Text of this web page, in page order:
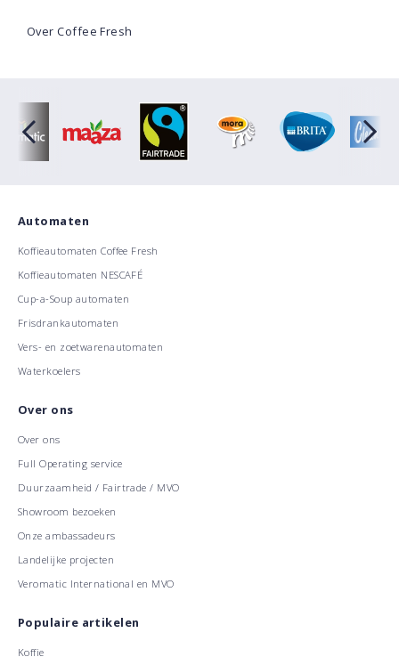
Over Coffee Fresh
Automaten
Koffieautomaten Coffee Fresh
Koffieautomaten NESCAFÉ
Cup-a-Soup automaten
Frisdrankautomaten
Vers- en zoetwarenautomaten
Waterkoelers
Over ons
Over ons
Full Operating service
Duurzaamheid / Fairtrade / MVO
Showroom bezoeken
Onze ambassadeurs
Landelijke projecten
Veromatic International en MVO
Populaire artikelen
Koffie